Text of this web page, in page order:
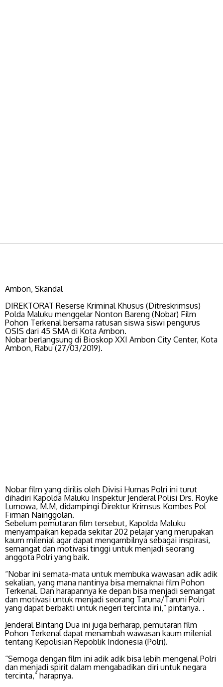
​​​​​​Ambon, Skandal
DIREKTORAT Reserse Kriminal Khusus (Ditreskrimsus)
Polda Maluku menggelar Nonton Bareng (Nobar) Film
Pohon Terkenal bersama ratusan siswa siswi pengurus
OSIS dari 45 SMA di Kota Ambon.
Nobar berlangsung di Bioskop XXI Ambon City Center, Kota
Ambon, Rabu (27/03/2019).
Nobar film yang dirilis oleh Divisi Humas Polri ini turut
dihadiri Kapolda Maluku Inspektur Jenderal Polisi Drs. Royke
Lumowa, M.M, didampingi Direktur Krimsus Kombes Pol
Firman Nainggolan.
Sebelum pemutaran film tersebut, Kapolda Maluku
menyampaikan kepada sekitar 202 pelajar yang merupakan
kaum milenial agar dapat mengambilnya sebagai inspirasi,
semangat dan motivasi tinggi untuk menjadi seorang
anggota Polri yang baik.
“Nobar ini semata-mata untuk membuka wawasan adik adik
sekalian, yang mana nantinya bisa memaknai film Pohon
Terkenal. Dan harapannya ke depan bisa menjadi semangat
dan motivasi untuk menjadi seorang Taruna/Taruni Polri
yang dapat berbakti untuk negeri tercinta ini,” pintanya. .
Jenderal Bintang Dua ini juga berharap, pemutaran film
Pohon Terkenal dapat menambah wawasan kaum milenial
tentang Kepolisian Repoblik Indonesia (Polri).
“Semoga dengan film ini adik adik bisa lebih mengenal Polri
dan menjadi spirit dalam mengabadikan diri untuk negara
tercinta,” harapnya.